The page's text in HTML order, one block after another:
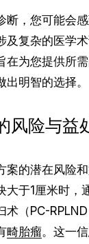
断，您可能会
及复杂的医学
在为您提供所
明智的选择。
风险与益
案的潜在风险
大于1厘米时，
术（PC-
畸胎瘤。这一